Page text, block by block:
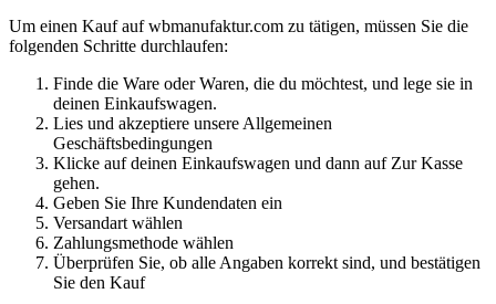
Um einen Kauf auf wbmanufaktur.com zu tätigen, müssen Sie die
folgenden Schritte durchlaufen:
Finde die Ware oder Waren, die du möchtest, und lege sie in
deinen Einkaufswagen.
Lies und akzeptiere unsere Allgemeinen
Geschäftsbedingungen
Klicke auf deinen Einkaufswagen und dann auf Zur Kasse
gehen.
Geben Sie Ihre Kundendaten ein
Versandart wählen
Zahlungsmethode wählen
Überprüfen Sie, ob alle Angaben korrekt sind, und bestätigen
Sie den Kauf